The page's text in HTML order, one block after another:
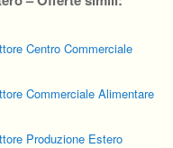
Centro Commerciale
Commerciale Alimentare
Produzione Estero